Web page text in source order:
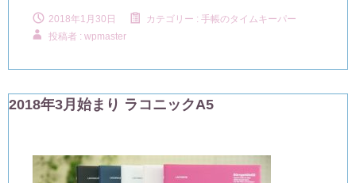
2018年1月30日 カテゴリー : 手帳のタイムキーパー
投稿者 : wpmaster
2018年3月始まり ラコニックA5